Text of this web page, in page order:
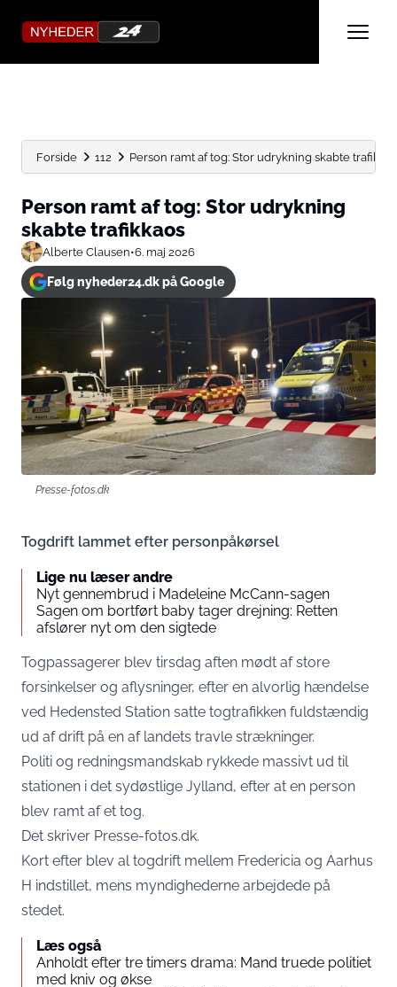
Forside 112 Person ramt af tog: Stor udrykning skabte
Person ramt af tog: Stor udrykning
skabte trafikkaos
Alberte Clausen•6. maj 2026
Følg nyheder24.dk på Google
Presse-fotos.dk
Togdrift lammet efter personpåkørsel
Lige nu læser andre
Nyt gennembrud i Madeleine McCann-sagen
Sagen om bortført baby tager drejning: Retten
afslører nyt om den sigtede
Togpassagerer blev tirsdag aften mødt af store
forsinkelser og aflysninger, efter en alvorlig hændelse
ved Hedensted Station satte togtrafikken fuldstændig
ud af drift på en af landets travle strækninger.
Politi og redningsmandskab rykkede massivt ud til
stationen i det sydøstlige Jylland, efter at en person
blev ramt af et tog.
Det skriver Presse-fotos.dk.
Kort efter blev al togdrift mellem Fredericia og Aarhus
H indstillet, mens myndighederne arbejdede på
stedet.
Læs også
Anholdt efter tre timers drama: Mand truede politiet
med kniv og økse